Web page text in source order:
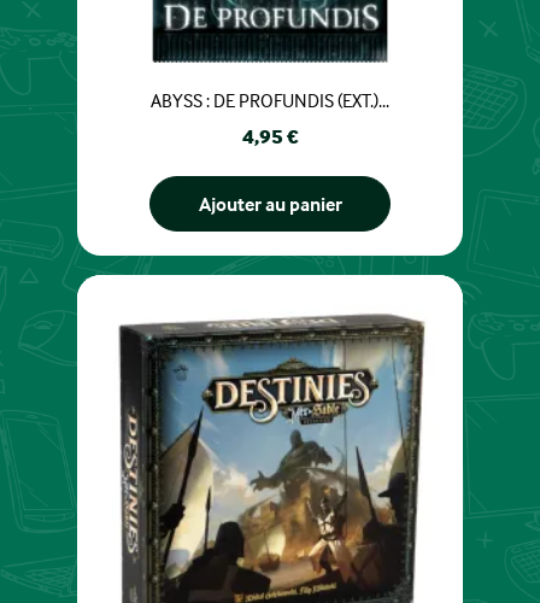
ABYSS : DE PROFUNDIS (EXT.)...
Prix
4,95 €
Ajouter au panier